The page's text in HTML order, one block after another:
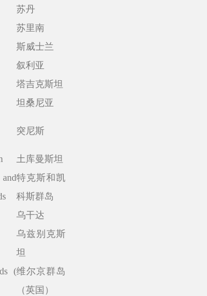
苏丹
苏里南
斯威士兰
叙利亚
塔吉克斯坦
坦桑尼亚
突尼斯
土库曼斯坦
特克斯和凯
科斯群岛
乌干达
乌兹别克斯
坦
(维尔京群岛
（英国）